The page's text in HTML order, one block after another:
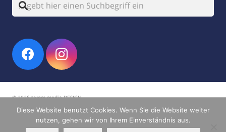
© 2026 tamm.media DESIGN
Impressum
Diese Website benutzt Cookies. Wenn Sie die Website weiter
nutzen, gehen wir von Ihrem Einverständnis aus.